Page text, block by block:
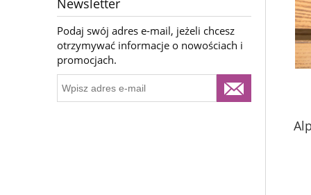
Newsletter
Podaj swój adres e-mail, jeżeli chcesz
otrzymywać informacje o nowościach i
promocjach.